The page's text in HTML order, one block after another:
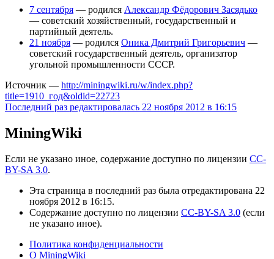
7 сентября — родился Александр Фёдорович Засядько
— советский хозяйственный, государственный и
партийный деятель.
21 ноября — родился Оника Дмитрий Григорьевич —
советский государственный деятель, организатор
угольной промышленности СССР.
Источник — http://miningwiki.ru/w/index.php?
title=1910_год&oldid=22723
Последний раз редактировалась 22 ноября 2012 в 16:15
MiningWiki
Если не указано иное, содержание доступно по лицензии CC-
BY-SA 3.0.
Эта страница в последний раз была отредактирована 22
ноября 2012 в 16:15.
Содержание доступно по лицензии CC-BY-SA 3.0 (если
не указано иное).
Политика конфиденциальности
О MiningWiki